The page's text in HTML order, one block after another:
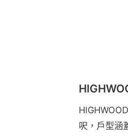
呎，戶型涵